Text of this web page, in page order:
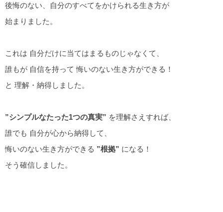
後悔のない、自分のすべてをかけられる生き方が
始まりました。
これは 自分だけに当てはまるものじゃなくて、
誰もが 自信を持って 悔いのない生き方ができる！
と 理解・納得しました。
”シンプルなたった1つの真実” を理解さえすれば、
誰でも 自分が心から納得して、
悔いのない生き方ができる ”根拠” になる！
そう確信しました。